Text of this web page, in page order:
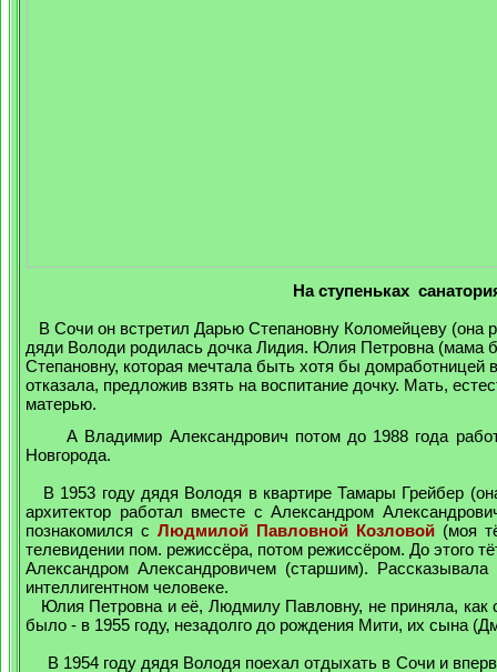
На ступеньках
В Сочи он встретил Дарью Степановну Коломейцеву (она
дяди Володи родилась дочка Лидия. Юлия Петровна
Степановну, которая мечтала быть хотя бы
отказала, предложив взять на воспитание дочку. Мать,
матерью.
А Владимир Александрович потом до 1988 года
Новгорода.
В 1953 году дядя Володя в квартире Тамары Грейбер
архитектор работал вместе с Александром
познакомился сЛюдмилой Павловной Козловой (моя
телевидении пом. режиссёра, потом режиссёром. До этого
Александром Александровичем (старшим).
интеллигентном человеке.
Юлия Петровна и её, Людмилу Павловну, не приняла, как
было - в 1955 году, незадолго до рождения Мити, их сына
В 1954 году дядя Володя поехал отдыхать в Сочи и